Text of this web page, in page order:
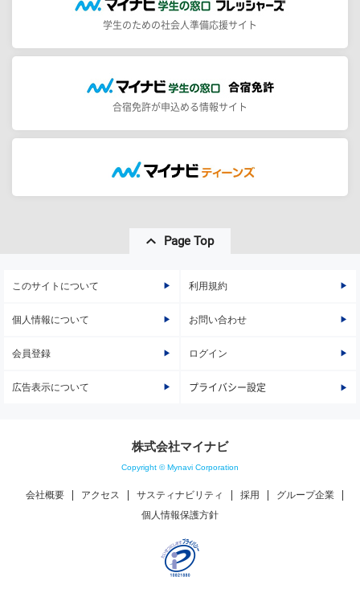
学生のための社会人準備応援サイト
合宿免許が申込める情報サイト
Page Top
このサイトについて 利用規約
個人情報について お問い合わせ
会員登録 ログイン
広告表示について プライバシー設定
株式会社マイナビ
Copyright © Mynavi Corporation
会社概要 アクセス サスティナビリティ 採用
グループ企業
個人情報保護方針